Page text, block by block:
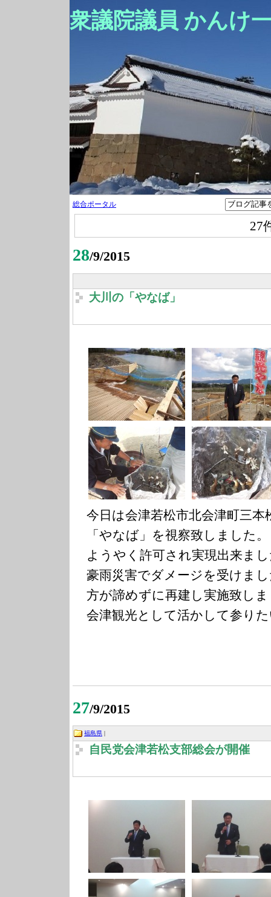
衆議院議員 かんけ
総合ポータル
27
28/9/2015
大川の「やなば」
今日は会津若松市北会津町三
「やなば」を視察致しました
ようやく許可され実現出来ま
豪雨災害でダメージを受けま
方が諦めずに再建し実施致し
会津観光として活かして参り
27/9/2015
福島県 |
自民党会津若松支部総会が開催